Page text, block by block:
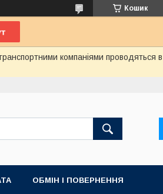
Кошик
компаніями проводяться в
ОБМІН І ПОВЕРНЕННЯ